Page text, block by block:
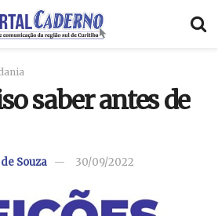
saber antes de
Souza 30/09/2022